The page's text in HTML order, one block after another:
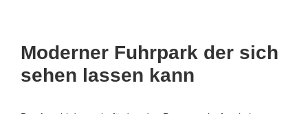
Moderner Fuhrpark der sich
sehen lassen kann